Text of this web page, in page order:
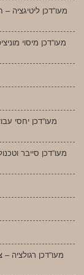
מעו”דכן ליטיגציה
מעו”דכן מיסוי
מעו”דכן יחסי
מעו”דכן סייבר